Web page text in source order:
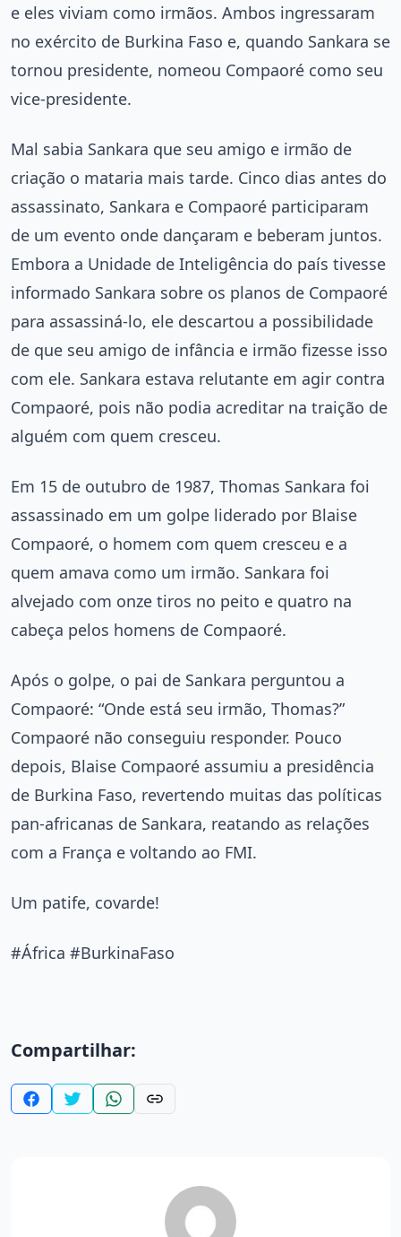
e eles viviam como irmãos. Ambos ingressaram
no exército de Burkina Faso e, quando Sankara se
tornou presidente, nomeou Compaoré como seu
vice-presidente.
Mal sabia Sankara que seu amigo e irmão de
criação o mataria mais tarde. Cinco dias antes do
assassinato, Sankara e Compaoré participaram
de um evento onde dançaram e beberam juntos.
Embora a Unidade de Inteligência do país tivesse
informado Sankara sobre os planos de Compaoré
para assassiná-lo, ele descartou a possibilidade
de que seu amigo de infância e irmão fizesse isso
com ele. Sankara estava relutante em agir contra
Compaoré, pois não podia acreditar na traição de
alguém com quem cresceu.
Em 15 de outubro de 1987, Thomas Sankara foi
assassinado em um golpe liderado por Blaise
Compaoré, o homem com quem cresceu e a
quem amava como um irmão. Sankara foi
alvejado com onze tiros no peito e quatro na
cabeça pelos homens de Compaoré.
Após o golpe, o pai de Sankara perguntou a
Compaoré: “Onde está seu irmão, Thomas?”
Compaoré não conseguiu responder. Pouco
depois, Blaise Compaoré assumiu a presidência
de Burkina Faso, revertendo muitas das políticas
pan-africanas de Sankara, reatando as relações
com a França e voltando ao FMI.
Um patife, covarde!
#África #BurkinaFaso
Compartilhar: